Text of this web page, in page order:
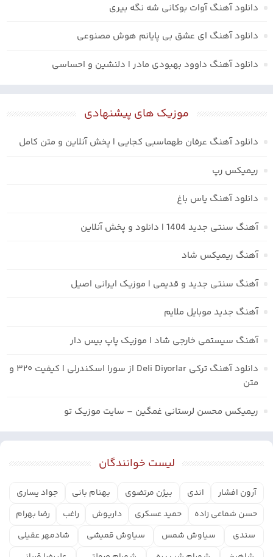
دانلود آهنگ آوات بوکانی شه نگه بیری
دانلود آهنگ ای عشق بی پایانم هوش مصنوعی
دانلود آهنگ داوود بهبودی مادر | دلنشین و احساسی
موزیک های پیشنهادی
دانلود آهنگ عرفان طهماسبی کجایی | پخش آنلاین و متن کامل
ریمیکس رپ
دانلود آهنگ یاس باغ
آهنگ سنتی جدید 1404 | دانلود و پخش آنلاین
آهنگ ریمیکس شاد
آهنگ سنتی جدید و قدیمی | موزیک ایرانی اصیل
آهنگ جدید موبایل ملایم
آهنگ سیستمی خارجی شاد | موزیک پاپ بیس دار
دانلود آهنگ ترکی Deli Diyorlar از سورا اسکندرلی | کیفیت ۳۲۰ و
متن
ریمیکس محسن لرستانی غمگین – سایت موزیک تو
لیست خوانندگان
آرون افشار اندی بیژن مرتضوی بهنام بانی
جواد یساری
حسن شماعی زاده
حمید عسکری داریوش راغب
رضا بهرام
سندی
سیاوش شمس سیاوش قمیشی
شادمهر عقیلی